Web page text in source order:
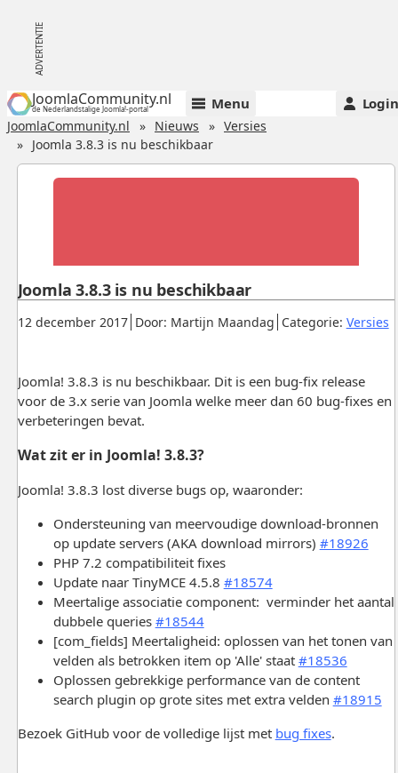
JoomlaCommunity.nl
de Nederlandstalige Joomla!-portal Menu Login
JoomlaCommunity.nl Nieuws
Versies
Joomla 3.8.3 is nu beschikbaar
Gepubliceerd:
12 december 2017. Door: Martijn Maandag. Categorie: Versies.
Joomla 3.8.3 is nu beschikbaar
Joomla! 3.8.3 is nu beschikbaar. Dit is een bug-fix release
voor de 3.x serie van Joomla welke meer dan 60 bug-fixes en
verbeteringen bevat.
Wat zit er in Joomla! 3.8.3?
Joomla! 3.8.3 lost diverse bugs op, waaronder:
Ondersteuning van meervoudige download-bronnen
op update servers (AKA download mirrors) #18926
PHP 7.2 compatibiliteit fixes
Update naar TinyMCE 4.5.8 #18574
Meertalige associatie component: verminder het aantal
dubbele queries #18544
[com_fields] Meertaligheid: oplossen van het tonen van
velden als betrokken item op 'Alle' staat #18536
Oplossen gebrekkige performance van de content
search plugin op grote sites met extra velden #18915
Bezoek GitHub voor de volledige lijst met bug fixes.